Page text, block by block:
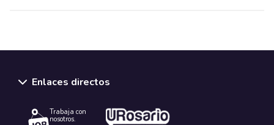
Enlaces directos
Trabaja con
nosotros.